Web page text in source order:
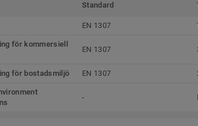
Standard
EN 1307
för kommersiell
EN 1307
för bostadsmiljö EN 1307
-